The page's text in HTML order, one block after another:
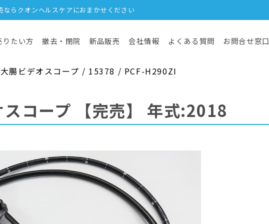
らクオンヘルスケアにおまかせください
りたい方 撤去・閉院 新品販売 会社情報 よくある質問 お問合せ窓口
腸ビデオスコープ / 15378 / PCF-H290ZI
コープ 【完売】 年式:2018